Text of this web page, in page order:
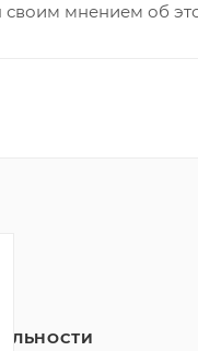
своим мнением об